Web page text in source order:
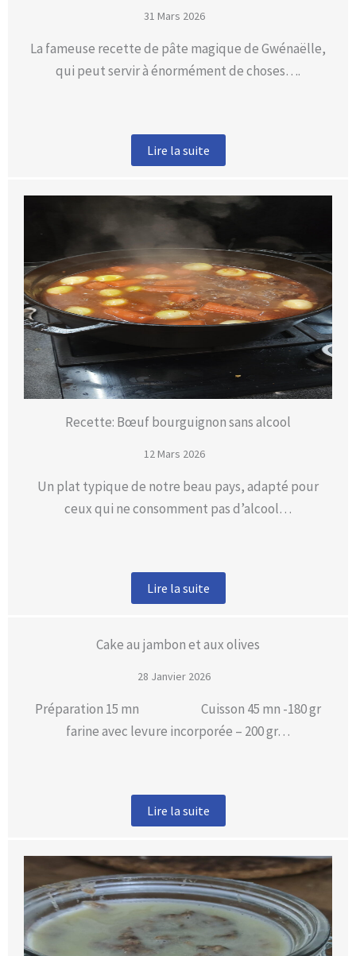
31 Mars 2026
La fameuse recette de pâte magique de Gwénaëlle,
qui peut servir à énormément de choses….
Lire la suite
Recette: Bœuf bourguignon sans alcool
12 Mars 2026
Un plat typique de notre beau pays, adapté pour
ceux qui ne consomment pas d’alcool…
Lire la suite
Cake au jambon et aux olives
28 Janvier 2026
Préparation 15 mn Cuisson 45 mn -180 gr
farine avec levure incorporée – 200 gr…
Lire la suite